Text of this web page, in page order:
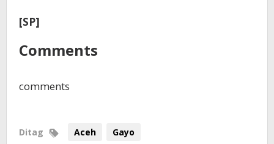
[SP]
Comments
comments
Ditag Aceh
Gayo